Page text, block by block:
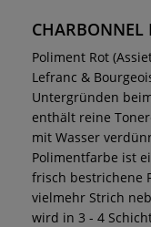
Poliment Rot
Lefranc &
Untergründen
enthält reine
mit Wasser
Polimentfarbe ist
frisch bestrichene
vielmehr Strich
wird in 3 - 4